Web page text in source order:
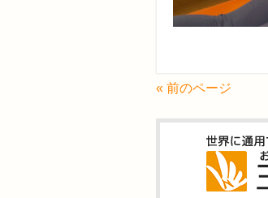
« 前のページ